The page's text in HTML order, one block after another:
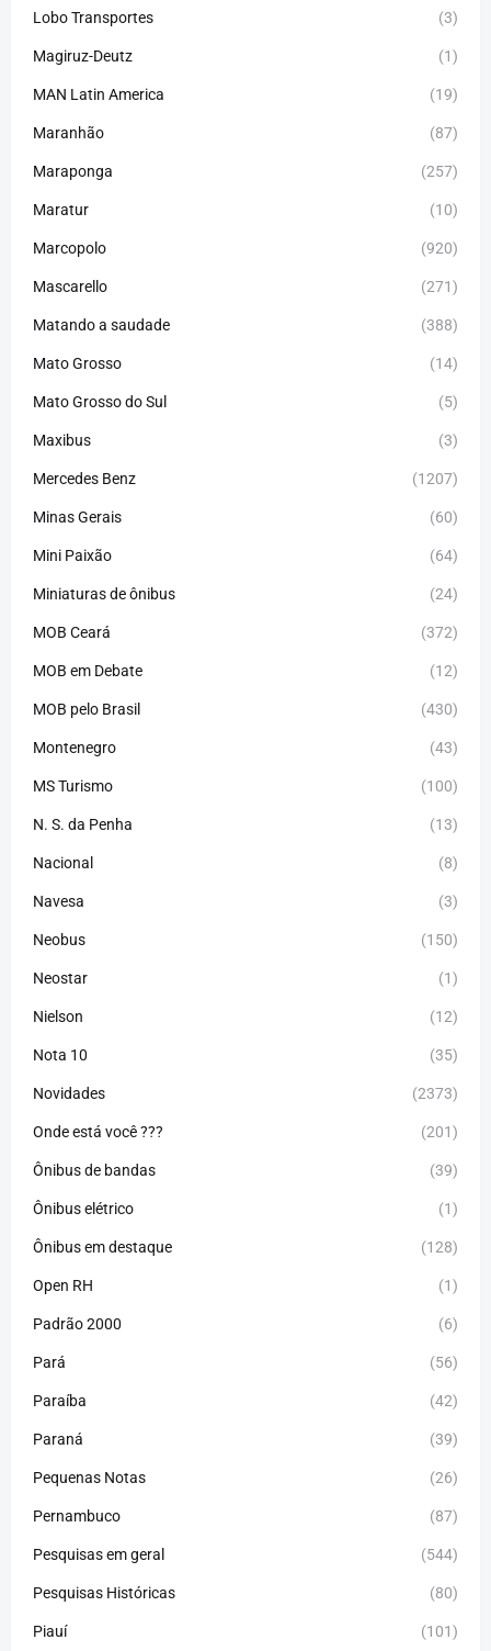
Lobo Transportes (3)
Magiruz-Deutz (1)
MAN Latin America (19)
Maranhão (87)
Maraponga (257)
Maratur (10)
Marcopolo (920)
Mascarello (271)
Matando a saudade (388)
Mato Grosso (14)
Mato Grosso do Sul (5)
Maxibus (3)
Mercedes Benz (1207)
Minas Gerais (60)
Mini Paixão (64)
Miniaturas de ônibus (24)
MOB Ceará (372)
MOB em Debate (12)
MOB pelo Brasil (430)
Montenegro (43)
MS Turismo (100)
N. S. da Penha (13)
Nacional (8)
Navesa (3)
Neobus (150)
Neostar (1)
Nielson (12)
Nota 10 (35)
Novidades (2373)
Onde está você ??? (201)
Ônibus de bandas (39)
Ônibus elétrico (1)
Ônibus em destaque (128)
Open RH (1)
Padrão 2000 (6)
Pará (56)
Paraíba (42)
Paraná (39)
Pequenas Notas (26)
Pernambuco (87)
Pesquisas em geral (544)
Pesquisas Históricas (80)
Piauí (101)